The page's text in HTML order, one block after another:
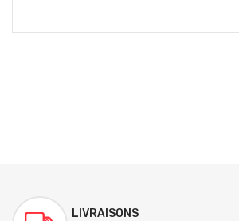
LIVRAISONS